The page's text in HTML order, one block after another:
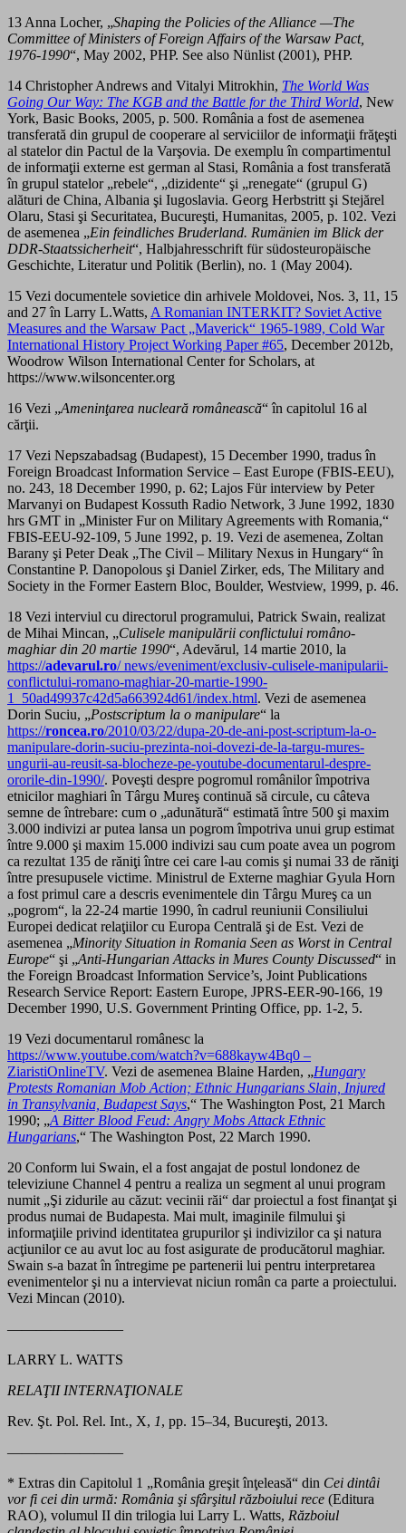
13 Anna Locher, „Shaping the Policies of the Alliance —The
Committee of Ministers of Foreign Affairs of the Warsaw Pact,
1976-1990“, May 2002, PHP. See also Nünlist (2001), PHP.
14 Christopher Andrews and Vitalyi Mitrokhin, The World Was
Going Our Way: The KGB and the Battle for the Third World, New
York, Basic Books, 2005, p. 500. România a fost de asemenea
transferată din grupul de cooperare al serviciilor de informaţii frăţeşti
al statelor din Pactul de la Varşovia. De exemplu în compartimentul
de informaţii externe est german al Stasi, România a fost transferată
în grupul statelor „rebele“, „dizidente“ şi „renegate“ (grupul G)
alături de China, Albania şi Iugoslavia. Georg Herbstritt şi Stejărel
Olaru, Stasi şi Securitatea, Bucureşti, Humanitas, 2005, p. 102. Vezi
de asemenea „Ein feindliches Bruderland. Rumänien im Blick der
DDR-Staatssicherheit“, Halbjahresschrift für südosteuropäische
Geschichte, Literatur und Politik (Berlin), no. 1 (May 2004).
15 Vezi documentele sovietice din arhivele Moldovei, Nos. 3, 11, 15
and 27 în Larry L.Watts, A Romanian INTERKIT? Soviet Active
Measures and the Warsaw Pact „Maverick“ 1965-1989, Cold War
International History Project Working Paper #65, December 2012b,
Woodrow Wilson International Center for Scholars, at
https://www.wilsoncenter.org
16 Vezi „Ameninţarea nucleară românească“ în capitolul 16 al
cărţii.
17 Vezi Nepszabadsag (Budapest), 15 December 1990, tradus în
Foreign Broadcast Information Service – East Europe (FBIS-EEU),
no. 243, 18 December 1990, p. 62; Lajos Für interview by Peter
Marvanyi on Budapest Kossuth Radio Network, 3 June 1992, 1830
hrs GMT in „Minister Fur on Military Agreements with Romania,“
FBIS-EEU-92-109, 5 June 1992, p. 19. Vezi de asemenea, Zoltan
Barany şi Peter Deak „The Civil – Military Nexus in Hungary“ în
Constantine P. Danopolous şi Daniel Zirker, eds, The Military and
Society in the Former Eastern Bloc, Boulder, Westview, 1999, p. 46.
18 Vezi interviul cu directorul programului, Patrick Swain, realizat
de Mihai Mincan, „Culisele manipulării conflictului româno-
maghiar din 20 martie 1990“, Adevărul, 14 martie 2010, la
https://adevarul.ro/ news/eveniment/exclusiv-culisele-manipularii-
conflictului-romano-maghiar-20-martie-1990-
1_50ad49937c42d5a663924d61/index.html. Vezi de asemenea
Dorin Suciu, „Postscriptum la o manipulare“ la
https://roncea.ro/2010/03/22/dupa-20-de-ani-post-scriptum-la-o-
manipulare-dorin-suciu-prezinta-noi-dovezi-de-la-targu-mures-
ungurii-au-reusit-sa-blocheze-pe-youtube-documentarul-despre-
ororile-din-1990/. Poveşti despre pogromul românilor împotriva
etnicilor maghiari în Târgu Mureş continuă să circule, cu câteva
semne de întrebare: cum o „adunătură“ estimată între 500 şi maxim
3.000 indivizi ar putea lansa un pogrom împotriva unui grup estimat
între 9.000 şi maxim 15.000 indivizi sau cum poate avea un pogrom
ca rezultat 135 de răniţi între cei care l-au comis şi numai 33 de răniţi
între presupusele victime. Ministrul de Externe maghiar Gyula Horn
a fost primul care a descris evenimentele din Târgu Mureş ca un
„pogrom“, la 22-24 martie 1990, în cadrul reuniunii Consiliului
Europei dedicat relaţiilor cu Europa Centrală şi de Est. Vezi de
asemenea „Minority Situation in Romania Seen as Worst in Central
Europe“ şi „Anti-Hungarian Attacks in Mures County Discussed“ in
the Foreign Broadcast Information Service’s, Joint Publications
Research Service Report: Eastern Europe, JPRS-EER-90-166, 19
December 1990, U.S. Government Printing Office, pp. 1-2, 5.
19 Vezi documentarul românesc la
https://www.youtube.com/watch?v=688kayw4Bq0 –
ZiaristiOnlineTV. Vezi de asemenea Blaine Harden, „Hungary
Protests Romanian Mob Action; Ethnic Hungarians Slain, Injured
in Transylvania, Budapest Says,“ The Washington Post, 21 March
1990; „A Bitter Blood Feud: Angry Mobs Attack Ethnic
Hungarians,“ The Washington Post, 22 March 1990.
20 Conform lui Swain, el a fost angajat de postul londonez de
televiziune Channel 4 pentru a realiza un segment al unui program
numit „Şi zidurile au căzut: vecinii răi“ dar proiectul a fost finanţat şi
produs numai de Budapesta. Mai mult, imaginile filmului şi
informaţiile privind identitatea grupurilor şi indivizilor ca şi natura
acţiunilor ce au avut loc au fost asigurate de producătorul maghiar.
Swain s-a bazat în întregime pe partenerii lui pentru interpretarea
evenimentelor şi nu a intervievat niciun român ca parte a proiectului.
Vezi Mincan (2010).
————————
LARRY L. WATTS
RELAŢII INTERNAŢIONALE
Rev. Şt. Pol. Rel. Int., X, 1, pp. 15–34, Bucureşti, 2013.
————————
* Extras din Capitolul 1 „România greşit înţeleasă“ din Cei dintâi
vor fi cei din urmă: România şi sfârşitul războiului rece (Editura
RAO), volumul II din trilogia lui Larry L. Watts, Războiul